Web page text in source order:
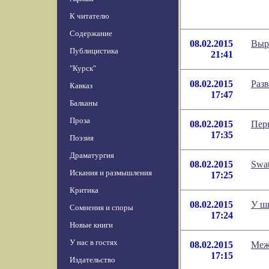
К читателю
Содержание
Публицистика
"Курск"
Кавказ
Балканы
Проза
Поэзия
Драматургия
Искания и размышления
Критика
Сомнения и споры
Новые книги
У нас в гостях
Издательство
08.02.2015
21:41
08.02.2015
17:47
08.02.2015
17:35
08.02.2015
17:25
08.02.2015
17:24
У
08.02.2015
17:15